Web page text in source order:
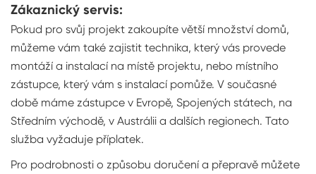
Zákaznický servis:
Pokud pro svůj projekt zakoupíte větší množství domů,
můžeme vám také zajistit technika, který vás provede
montáží a instalací na místě projektu, nebo místního
zástupce, který vám s instalací pomůže. V současné
době máme zástupce v Evropě, Spojených státech, na
Středním východě, v Austrálii a dalších regionech. Tato
služba vyžaduje příplatek.
Pro podrobnosti o způsobu doručení a přepravě můžete